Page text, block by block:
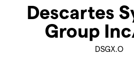
Descartes
Group
DSGX.O